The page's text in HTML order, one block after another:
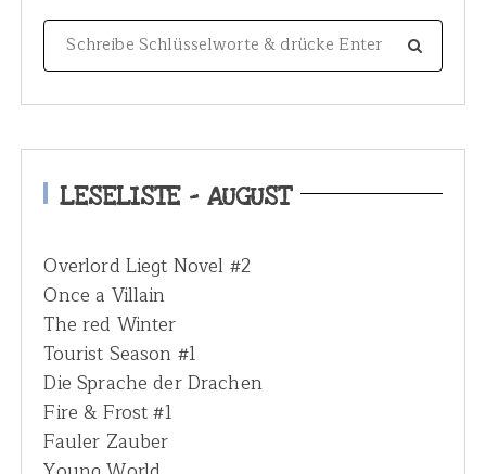
S
e
c
h
f
r
:
LESELISTE – AUGUST
Overlord Liegt Novel #2
Once a Villain
The red Winter
Tourist Season #1
Die Sprache der Drachen
Fire & Frost #1
Fauler Zauber